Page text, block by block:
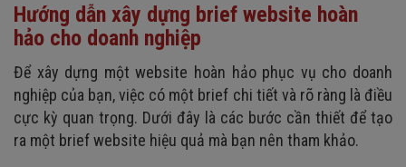
Hướng dẫn xây dựng brief website hoàn
hảo cho doanh nghiệp
Để xây dựng một website hoàn hảo phục vụ cho doanh
nghiệp của bạn, việc có một brief chi tiết và rõ ràng là điều
cực kỳ quan trọng. Dưới đây là các bước cần thiết để tạo
ra một brief website hiệu quả mà bạn nên tham khảo.